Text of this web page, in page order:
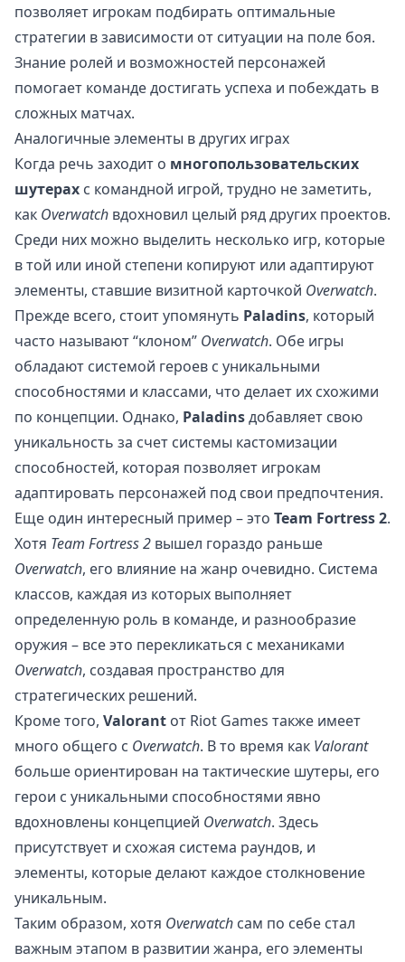
позволяет игрокам подбирать оптимальные
стратегии в зависимости от ситуации на поле боя.
Знание ролей и возможностей персонажей
помогает команде достигать успеха и побеждать в
сложных матчах.
Аналогичные элементы в других играх
Когда речь заходит о многопользовательских
шутерах с командной игрой, трудно не заметить,
как Overwatch вдохновил целый ряд других проектов.
Среди них можно выделить несколько игр, которые
в той или иной степени копируют или адаптируют
элементы, ставшие визитной карточкой Overwatch.
Прежде всего, стоит упомянуть Paladins, который
часто называют “клоном” Overwatch. Обе игры
обладают системой героев с уникальными
способностями и классами, что делает их схожими
по концепции. Однако, Paladinsдобавляет свою
уникальность за счет системы кастомизации
способностей, которая позволяет игрокам
адаптировать персонажей под свои предпочтения.
Еще один интересный пример – это Team Fortress 2.
Хотя Team Fortress 2 вышел гораздо раньше
Overwatch, его влияние на жанр очевидно. Система
классов, каждая из которых выполняет
определенную роль в команде, и разнообразие
оружия – все это перекликаться с механиками
Overwatch, создавая пространство для
стратегических решений.
Кроме того, Valorant от Riot Games также имеет
много общего с Overwatch. В то время как Valorant
больше ориентирован на тактические шутеры, его
герои с уникальными способностями явно
вдохновлены концепцией Overwatch. Здесь
присутствует и схожая система раундов, и
элементы, которые делают каждое столкновение
уникальным.
Таким образом, хотя Overwatch сам по себе стал
важным этапом в развитии жанра, его элементы